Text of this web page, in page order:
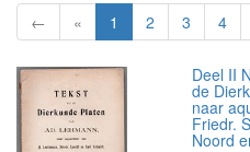
← « 1 2 3 4
Deel II
de
naar
Friedr.
Noord